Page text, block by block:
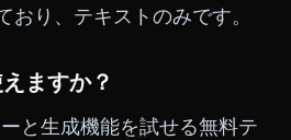
おり、テキストのみです。
ますか？
と生成機能を試せる無料テ